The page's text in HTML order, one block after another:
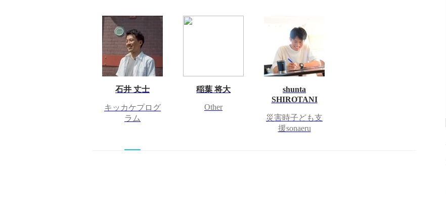
石井 丈士
キッカケプログ
ラム
稲葉 将大
Other
shunta
SHIROTANI
災害時子ども支
援sonaeru